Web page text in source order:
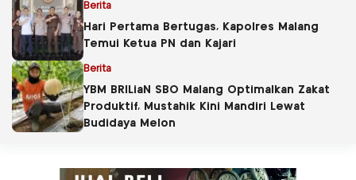
Berita
Hari Pertama Bertugas, Kapolres Malang
Temui Ketua PN dan Kajari
Berita
YBM BRILiaN SBO Malang Optimalkan Zakat
Produktif, Mustahik Kini Mandiri Lewat
Budidaya Melon